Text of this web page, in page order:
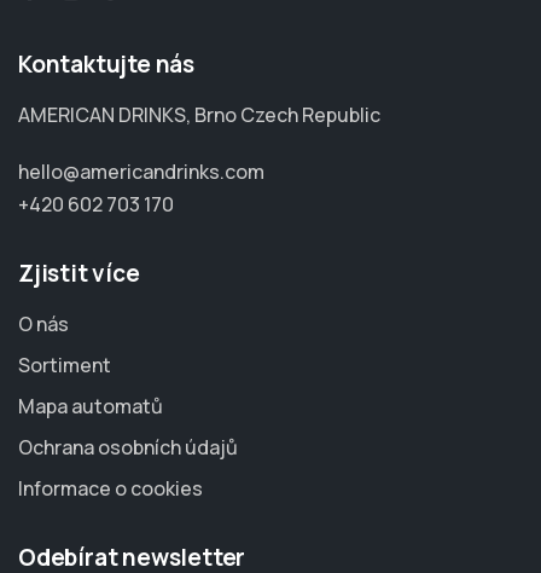
Kontaktujte nás
AMERICAN DRINKS, Brno Czech Republic
hello@americandrinks.com
+420 602 703 170
Zjistit více
O nás
Sortiment
Mapa automatů
Ochrana osobních údajů
Informace o cookies
Odebírat newsletter